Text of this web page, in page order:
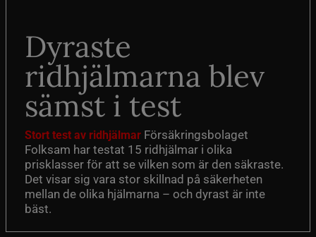
Dyraste
ridhjälmarna blev
sämst i test
Stort test av ridhjälmar Försäkringsbolaget
Folksam har testat 15 ridhjälmar i olika
prisklasser för att se vilken som är den säkraste.
Det visar sig vara stor skillnad på säkerheten
mellan de olika hjälmarna – och dyrast är inte
bäst.